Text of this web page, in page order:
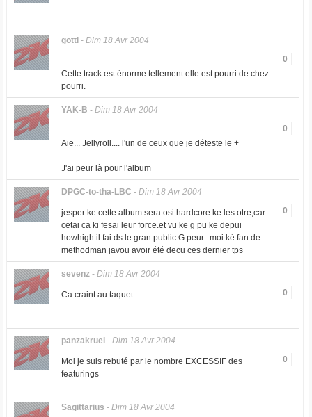
gotti- Dim 18 Avr 2004
0
Cette track est énorme tellement elle est pourri de chez
pourri.
YAK-B - Dim 18 Avr 2004
0
Aie... Jellyroll.... l'un de ceux que je déteste le +
J'ai peur là pour l'album
DPGC-to-tha-LBC - Dim 18 Avr 2004
0
jesper ke cette album sera osi hardcore ke les otre,car
cetai ca ki fesai leur force.et vu ke g pu ke depui
howhigh il fai ds le gran public.G peur...moi ké fan de
methodman javou avoir été decu ces dernier tps
sevenz- Dim 18 Avr 2004
0
Ca craint au taquet...
panzakruel - Dim 18 Avr 2004
0
Moi je suis rebuté par le nombre EXCESSIF des
featurings
Sagittarius - Dim 18 Avr 2004